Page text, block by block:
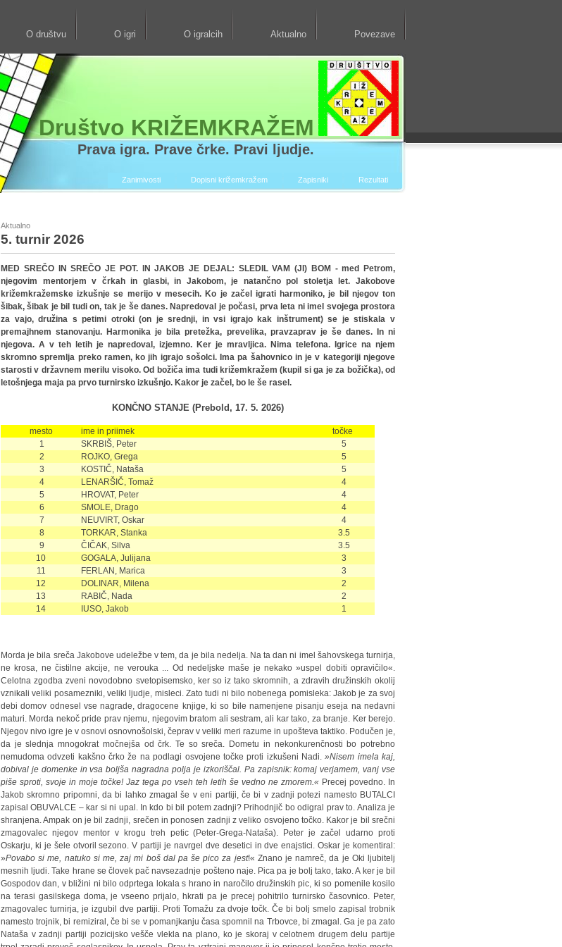
O društvu O igri O igralcih Aktualno Povezave
Društvo KRIŽEMKRAŽEM
Prava igra. Prave črke. Pravi ljudje.
Zanimivosti Dopisni križemkražem Zapisniki Rezultati
Aktualno
5. turnir 2026
MED SREČO IN SREČO JE POT. IN JAKOB JE DEJAL: SLEDIL VAM (JI) BOM - med Petrom,
njegovim mentorjem v črkah in glasbi, in Jakobom, je natančno pol stoletja let. Jakobove
križemkražemske izkušnje se merijo v mesecih. Ko je začel igrati harmoniko, je bil njegov ton
šibak, šibak je bil tudi on, tak je še danes. Napredoval je počasi, prva leta ni imel svojega prostora
za vajo, družina s petimi otroki (on je srednji, in vsi igrajo kak inštrument) se je stiskala v
premajhnem stanovanju. Harmonika je bila pretežka, prevelika, pravzaprav je še danes. In ni
njegova. A v teh letih je napredoval, izjemno. Ker je mravljica. Nima telefona. Igrice na njem
skromno spremlja preko ramen, ko jih igrajo sošolci. Ima pa šahovnico in je v kategoriji njegove
starosti v državnem merilu visoko. Od božiča ima tudi križemkražem (kupil si ga je za božička), od
letošnjega maja pa prvo turnirsko izkušnjo. Kakor je začel, bo le še rasel.
KONČNO STANJE (Prebold, 17. 5. 2026)
mesto ime in priimek
točke
1
SKRBIŠ, Peter
5
2
ROJKO, Grega
5
3
KOSTIČ, Nataša
5
4
LENARŠIČ, Tomaž
4
5
HROVAT, Peter
4
6
SMOLE, Drago
4
7
NEUVIRT, Oskar
4
8
TORKAR, Stanka
3.5
9
ČIČAK, Silva
3.5
10
GOGALA, Julijana
3
11
FERLAN, Marica
3
12
DOLINAR, Milena
2
13
RABIČ, Nada
2
14
IUSO, Jakob 1
Morda je bila sreča Jakobove udeležbe v tem, da je bila nedelja. Na ta dan ni imel šahovskega turnirja,
ne krosa, ne čistilne akcije, ne verouka ... Od nedeljske maše je nekako »uspel dobiti opravičilo«.
Celotna zgodba zveni novodobno svetopisemsko, ker so iz tako skromnih, a zdravih družinskih okolij
vznikali veliki posamezniki, veliki ljudje, misleci. Zato tudi ni bilo nobenega pomisleka: Jakob je za svoj
debi domov odnesel vse nagrade, dragocene knjige, ki so bile namenjene pisanju eseja na nedavni
maturi. Morda nekoč pride prav njemu, njegovim bratom ali sestram, ali kar tako, za branje. Ker berejo.
Njegov nivo igre je v osnovi osnovnošolski, čeprav v veliki meri razume in upošteva taktiko. Podučen je,
da je slednja mnogokrat močnejša od črk. Te so sreča. Dometu in nekonkurenčnosti bo potrebno
nemudoma odvzeti kakšno črko že na podlagi osvojene točke proti izkušeni Nadi.»Nisem imela kaj,
dobival je domenke in vsa boljša nagradna polja je izkoriščal. Pa zapisnik: komaj verjamem, vanj vse
piše sproti, svoje in moje točke! Jaz tega po vseh teh letih še vedno ne zmorem.« Precej povedno. In
Jakob skromno pripomni, da bi lahko zmagal še v eni partiji, če bi v zadnji potezi namesto BUTALCI
zapisal OBUVALCE – kar si ni upal. In kdo bi bil potem zadnji? Prihodnjič bo odigral prav to. Analiza je
shranjena. Ampak on je bil zadnji, srečen in ponosen zadnji z veliko osvojeno točko. Kakor je bil srečni
zmagovalec njegov mentor v krogu treh petic (Peter-Grega-Nataša). Peter je začel udarno proti
Oskarju, ki je šele otvoril sezono. V partiji je navrgel dve desetici in dve enajstici. Oskar je komentiral:
»Povabo si me, natuko si me, zaj mi boš dal pa še pico za jest!« Znano je namreč, da je Oki ljubitelj
mesnih ljudi. Take hrane se človek pač navsezadnje pošteno naje. Pica pa je bolj tako, tako. A ker je bil
Gospodov dan, v bližini ni bilo odprtega lokala s hrano in naročilo družinskih pic, ki so pomenile kosilo
na terasi gasilskega doma, je vseeno prijalo, hkrati pa je precej pohitrilo turnirsko časovnico. Peter,
zmagovalec turnirja, je izgubil dve partiji. Proti Tomažu za dvoje točk. Če bi bolj smelo zapisal trobnik
namesto trojnik, bi remiziral, če bi se v pomanjkanju časa spomnil na Trbovce, bi zmagal. Ga je pa zato
Nataša v zadnji partiji pozicijsko vešče vlekla na plano, ko je skoraj v celotnem drugem delu partije